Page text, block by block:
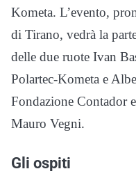
Kometa. L’evento,
di Tirano, vedrà la
delle due ruote Ivan
Polartec-Kometa e
Fondazione Contador
Mauro Vegni.
Gli ospiti